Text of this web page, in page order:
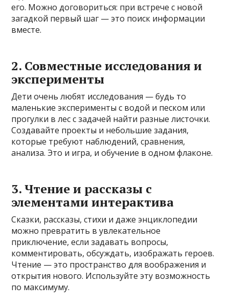
его. Можно договориться: при встрече с новой
загадкой первый шаг — это поиск информации
вместе.
2. Совместные исследования и
эксперименты
Дети очень любят исследования — будь то
маленькие эксперименты с водой и песком или
прогулки в лес с задачей найти разные листочки.
Создавайте проекты и небольшие задания,
которые требуют наблюдений, сравнения,
анализа. Это и игра, и обучение в одном флаконе.
3. Чтение и рассказы с
элементами интерактива
Сказки, рассказы, стихи и даже энциклопедии
можно превратить в увлекательное
приключение, если задавать вопросы,
комментировать, обсуждать, изображать героев.
Чтение — это пространство для воображения и
открытия нового. Используйте эту возможность
по максимуму.